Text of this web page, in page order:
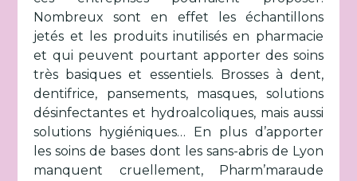
Nombreux sont en effet les échantillons
jetés et les produits inutilisés en pharmacie
et qui peuvent pourtant apporter des soins
très basiques et essentiels. Brosses à dent,
dentifrice, pansements, masques, solutions
désinfectantes et hydroalcoliques, mais aussi
solutions hygiéniques… En plus d’apporter
les soins de bases dont les sans-abris de Lyon
manquent cruellement, Pharm’maraude